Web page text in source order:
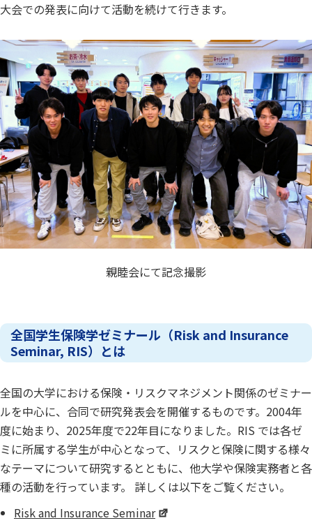
大会での発表に向けて活動を続けて行きます。
親睦会にて記念撮影
全国学生保険学ゼミナール（Risk and Insurance
Seminar, RIS）とは
全国の大学における保険・リスクマネジメント関係のゼミナー
ルを中心に、合同で研究発表会を開催するものです。2004年
度に始まり、2025年度で22年目になりました。RIS では各ゼ
ミに所属する学生が中心となって、リスクと保険に関する様々
なテーマについて研究するとともに、他大学や保険実務者と各
種の活動を行っています。 詳しくは以下をご覧ください。
Risk and Insurance Seminar